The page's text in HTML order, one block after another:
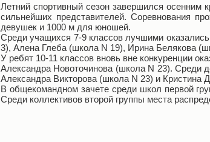
Летний спортивный сезон завершился осенним
сильнейших представителей. Соревнования
девушек и 1000 м для юношей.
Среди учащихся 7-9 классов лучшими
3), Алена Глеба (школа N 19), Ирина Белякова
У ребят 10-11 классов вновь вне конкуренции
Александра Новоточинова (школа N 23). Среди
Александра Викторова (школа N 23) и Кристина
В общекомандном зачете среди школ первой
Среди коллективов второй группы места